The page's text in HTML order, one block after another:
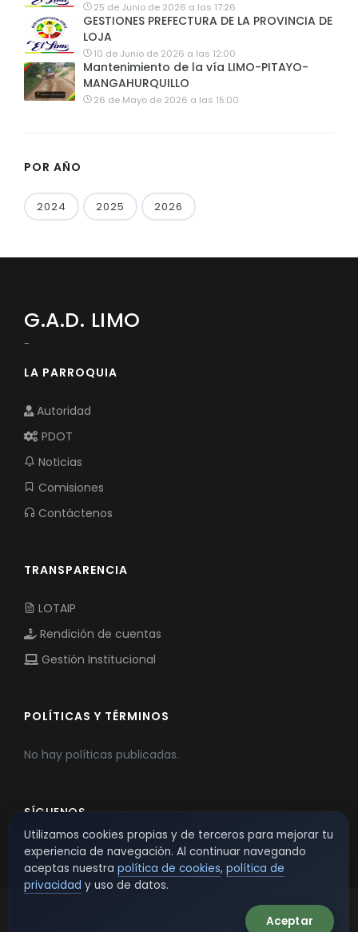
25 de Junio de 2026 a las 17:26
GESTIONES PREFECTURA DE LA PROVINCIA DE
LOJA
10 de Junio de 2026 a las 12:00
Mantenimiento de la vía LIMO-PITAYO-
MANGAHURQUILLO
26 de Mayo de 2026 a las 15:00
POR AÑO
2024 2025 2026
G.A.D. LIMO
-
LA PARROQUIA
Autoridad
PDOT
Noticias
Comisiones
Contáctenos
TRANSPARENCIA
LOTAIP
Rendición de cuentas
Gestión Institucional
POLÍTICAS Y TÉRMINOS
No hay políticas publicadas.
SÍGUENOS
© 2026 TSW - TecnoServiWeb. All Rights Reserved.
Utilizamos cookies propias y de terceros para mejorar tu
experiencia de navegación. Al continuar navegando
aceptas nuestra política de cookies, política de
privacidad y uso de datos.
Aceptar